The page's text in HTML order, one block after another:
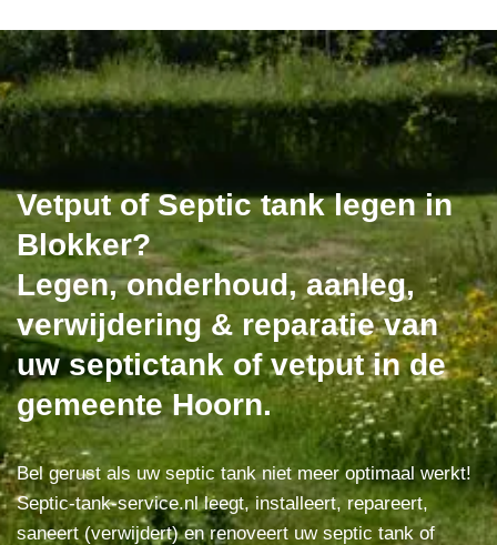
Vetput of Septic tank legen in
Blokker?
Legen, onderhoud, aanleg,
verwijdering & reparatie van
uw septictank of vetput in de
gemeente Hoorn.
Bel gerust als uw septic tank niet meer optimaal werkt!
Septic-tank-service.nl leegt, installeert, repareert,
saneert (verwijdert) en renoveert uw septic tank of